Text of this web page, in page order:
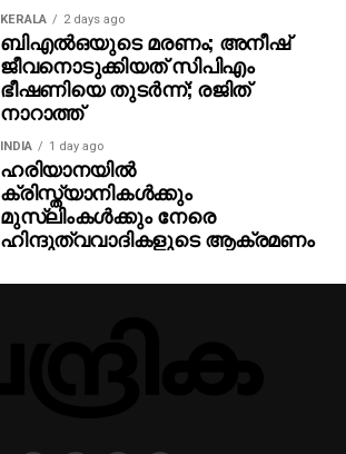
KERALA 2 days ago
ബിഎല്‍ഒയുടെ മരണം; അനീഷ്
ജീവനൊടുക്കിയത് സിപിഎം
ഭീഷണിയെ തുടര്‍ന്ന്; രജിത്
നാറാത്ത്
INDIA 1 day ago
ഹരിയാനയില്‍
ക്രിസ്ത്യാനികള്‍ക്കും
മുസ്‌ലിംകള്‍ക്കും നേരെ
ഹിന്ദുത്വവാദികളുടെ ആക്രമണം